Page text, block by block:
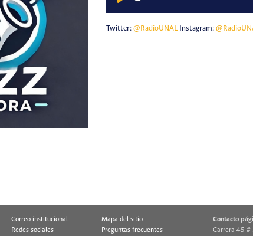
Twitter: @RadioUNALInstagram:
Correo institucional
Mapa del sitio
Redes sociales
Preguntas frecuentes
Contacto
Carrera 45 #